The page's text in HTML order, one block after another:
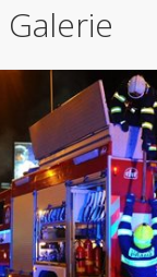
Galerie